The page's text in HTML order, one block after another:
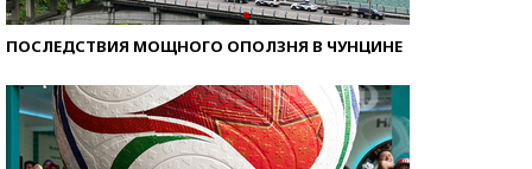
ПОСЛЕДСТВИЯ МОЩНОГО ОПОЛЗНЯ В ЧУНЦИНЕ